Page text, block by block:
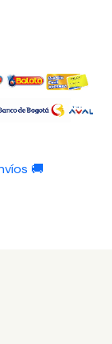
🚚